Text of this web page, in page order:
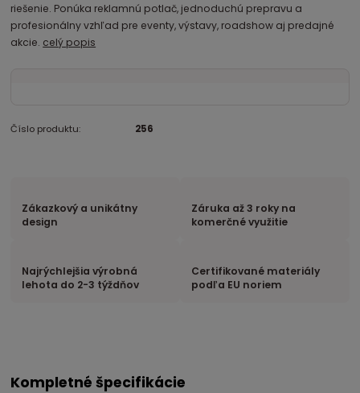
riešenie. Ponúka reklamnú potlač, jednoduchú prepravu a
profesionálny vzhľad pre eventy, výstavy, roadshow aj predajné
akcie. celý popis
Číslo produktu: 256
Zákazkový a unikátny
design
Záruka až 3 roky na
komerčné využitie
Najrýchlejšia výrobná
lehota do 2-3 týždňov
Certifikované materiály
podľa EU noriem
Kompletné špecifikácie